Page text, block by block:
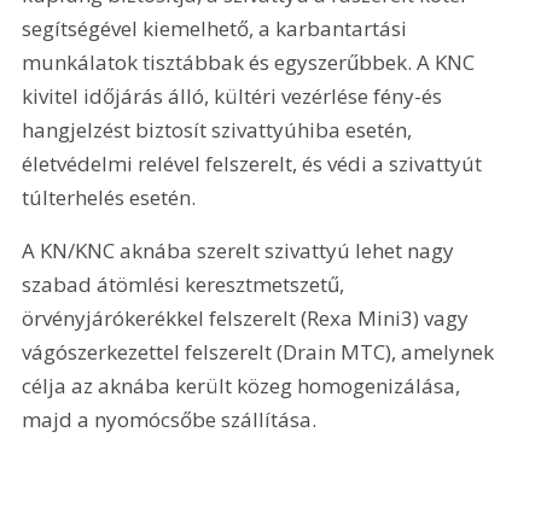
segítségével kiemelhető, a karbantartási
munkálatok tisztábbak és egyszerűbbek. A KNC
kivitel időjárás álló, kültéri vezérlése fény-és
hangjelzést biztosít szivattyúhiba esetén,
életvédelmi relével felszerelt, és védi a szivattyút
túlterhelés esetén.
A KN/KNC aknába szerelt szivattyú lehet nagy
szabad átömlési keresztmetszetű,
örvényjárókerékkel felszerelt (Rexa Mini3) vagy
vágószerkezettel felszerelt (Drain MTC), amelynek
célja az aknába került közeg homogenizálása,
majd a nyomócsőbe szállítása.